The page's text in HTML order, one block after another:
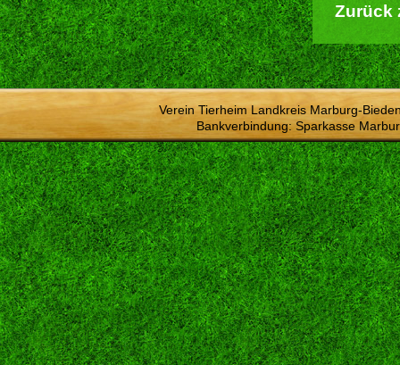
Zurück
Verein Tierheim Landkreis Marburg-
Bankverbindung: Sparkasse